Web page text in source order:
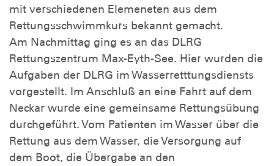
mit verschiedenen Elemeneten aus dem
Rettungsschwimmkurs bekannt gemacht.
Am Nachmittag ging es an das DLRG
Rettungszentrum Max-Eyth-See. Hier wurden die
Aufgaben der DLRG im Wasserretttungsdiensts
vorgestellt. Im Anschluß an eine Fahrt auf dem
Neckar wurde eine gemeinsame Rettungsübung
durchgeführt. Vom Patienten im Wasser über die
Rettung aus dem Wasser, die Versorgung auf
dem Boot, die Übergabe an den